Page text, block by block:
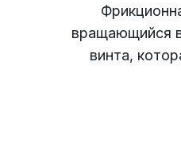
вращающийся
винта,